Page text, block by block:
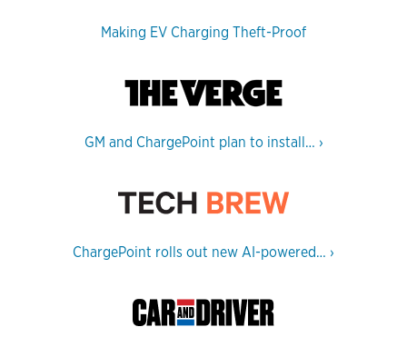
Making EV Charging Theft-Proof
GM and ChargePoint plan to install… ›
ChargePoint rolls out new AI-powered… ›